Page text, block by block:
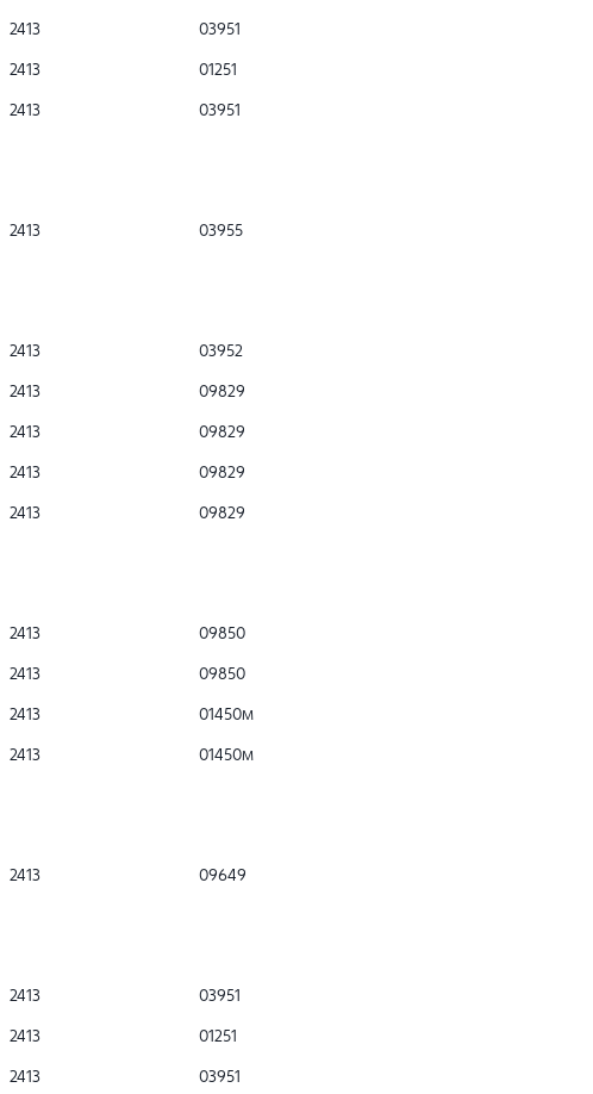
2413 03951
2413 01251
2413 03951
2413 03955
2413 03952
2413 09829
2413 09829
2413 09829
2413 09829
2413 09850
2413 09850
2413 01450м
2413 01450м
2413 09649
2413 03951
2413 01251
2413 03951